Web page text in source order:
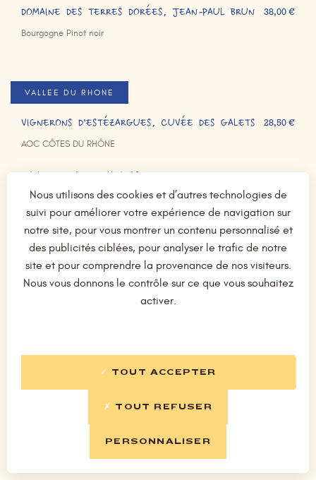
DOMAINE DES TERRES DORÉES, JEAN-PAUL BRUN
Bourgogne Pinot noir
38,00 €
VALLEE DU RHONE
VIGNERONS D’ESTÉZARGUES, CUVÉE DES GALETS
AOC CÔTES DU RHÔNE
28,50 €
CAVE DE TAIN, CALUNAS
AOP CROZES-HERMITAGE
32,50 €
CLOS DE L’ORATOIRE DES PAPES
AOC CHÂTEAU NEUF-DU-PAPE
75,00 €
DOMAINE DE LA FOURMONE, LE FAUQUET 45,00 €
MANOIR DU CARRA, BEAUJOLAIS VILLAGE 27,00 €
MONMESSIN, MORGON, LES GRANDES MISES
Nous utilisons des cookies et d’autres technologies de
suivi pour améliorer votre expérience de navigation sur
notre site, pour vous montrer un contenu personnalisé et
des publicités ciblées, pour analyser le trafic de notre
site et pour comprendre la provenance de nos visiteurs.
Nous vous donnons le contrôle sur ce que vous souhaitez
activer.
TOUT ACCEPTER
TOUT REFUSER
PERSONNALISER